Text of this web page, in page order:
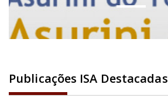
Publicações ISA Destacadas